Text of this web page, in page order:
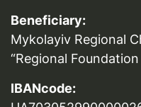
Beneficiary:
Mykolayiv Regional
“Regional
IBANcode: